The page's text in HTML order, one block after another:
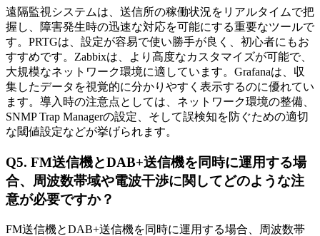
遠隔監視システムは、送信所の稼働状況をリアルタイムで把
握し、障害発生時の迅速な対応を可能にする重要なツールで
す。PRTGは、設定が容易で使い勝手が良く、初心者にもお
すすめです。Zabbixは、より高度なカスタマイズが可能で、
大規模なネットワーク環境に適しています。Grafanaは、収
集したデータを視覚的に分かりやすく表示するのに優れてい
ます。導入時の注意点としては、ネットワーク環境の整備、
SNMP Trap Managerの設定、そして誤検知を防ぐための適切
な閾値設定などが挙げられます。
Q5. FM送信機とDAB+送信機を同時に運用する場
合、周波数帯域や電波干渉に関してどのような注
意が必要ですか？
FM送信機とDAB+送信機を同時に運用する場合、周波数帯